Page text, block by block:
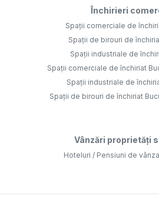
Închirieri
Spații comerciale de
Spații de birouri de
Spații industriale de
Spații comerciale de închiriat
Spații industriale de
Spații de birouri de închiriat
Vânzări proprietăți
Hoteluri / Pensiuni de